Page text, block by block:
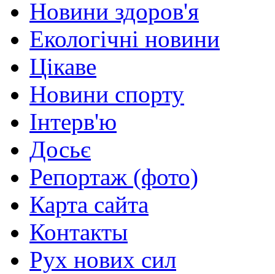
Новини здоров'я
Екологічні новини
Цікаве
Новини спорту
Інтерв'ю
Досьє
Репортаж (фото)
Карта сайта
Контакты
Рух нових сил